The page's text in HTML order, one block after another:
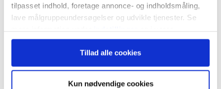
tilpasset indhold, foretage annonce- og indholdsmåling,
lave målgruppeundersøgelser og udvikle tjenester. Se
persondatapolitik. Du kan altid trække dit samtykke
tilbage eller ændre indstillinger fra vores
"Cookiedeklaration", eller ved at trykke på "Privacy
Tillad alle cookies
Kun nødvendige cookies
14 pct. af omsætningen fra godt 9 pct. i 2024. Da
toplinjen også vokser, bliver det absolutte
investeringsniveau noget større – og lige over
600 mio. EUR i den høje ende af intervallet.
Det høje investeringsniveau er en følgevirkning af